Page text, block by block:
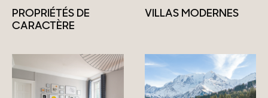
PROPRIÉTÉS DE
CARACTÈRE
VILLAS MODERNES